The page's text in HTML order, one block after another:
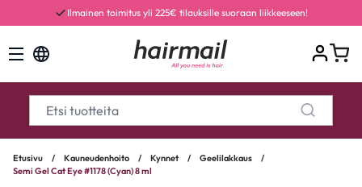
Ilmainen toimitus yli 225€ tilauksille suoraan liikkeeseen!
Etusivu / Kauneudenhoito / Kynnet / Geelilakkaus
/
Semi Gel Cat Eye #1178 (Cyan) 8 ml